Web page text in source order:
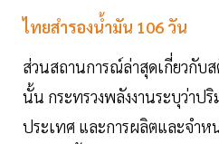
ไทยสำรองน้ำมัน 106 วัน
ส่วนสถานการณ์ล่าสุดเกี่ยวกับ
นั้น กระทรวงพลังงานระบุว่าป
ประเทศ และการผลิตและจำ